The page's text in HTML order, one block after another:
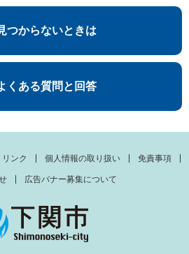
つからないときは
くある質問と回答
ンク 個人情報の取り扱い 免責事項
広告バナー募集について